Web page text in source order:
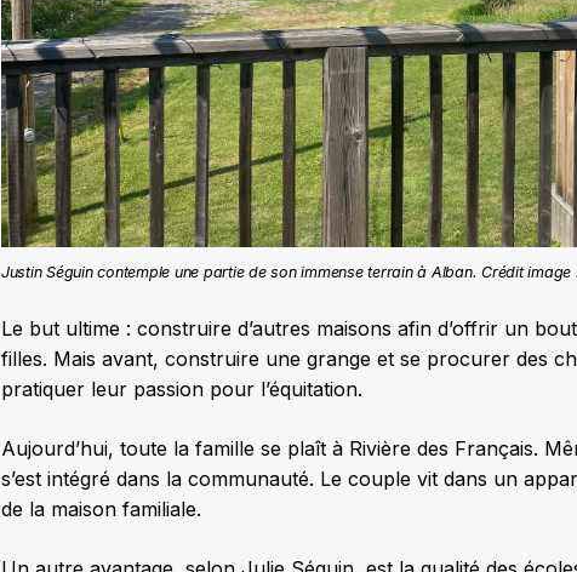
Justin Séguin contemple une partie de son immense terrain à Alban. Crédit image
Le but ultime : construire d’autres maisons afin d’offrir un
filles. Mais avant, construire une grange et se procurer des
pratiquer leur passion pour l’équitation.
Aujourd’hui, toute la famille se plaît à Rivière des Français.
s’est intégré dans la communauté. Le couple vit dans un
de la maison familiale.